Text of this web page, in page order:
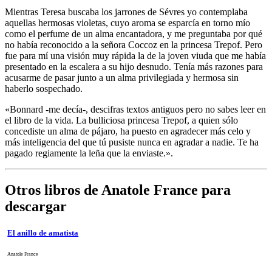
Mientras Teresa buscaba los jarrones de Sévres yo contemplaba
aquellas hermosas violetas, cuyo aroma se esparcía en torno mío
como el perfume de un alma encantadora, y me preguntaba por qué
no había reconocido a la señora Coccoz en la princesa Trepof. Pero
fue para mí una visión muy rápida la de la joven viuda que me había
presentado en la escalera a su hijo desnudo. Tenía más razones para
acusarme de pasar junto a un alma privilegiada y hermosa sin
haberlo sospechado.
«Bonnard -me decía-, descifras textos antiguos pero no sabes leer en
el libro de la vida. La bulliciosa princesa Trepof, a quien sólo
concediste un alma de pájaro, ha puesto en agradecer más celo y
más inteligencia del que tú pusiste nunca en agradar a nadie. Te ha
pagado regiamente la leña que la enviaste.».
Otros libros de Anatole France para
descargar
El anillo de amatista
Anatole France